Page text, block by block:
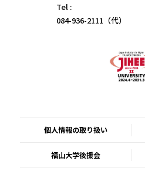
Tel :
084-936-2111（代）
個人情報の取り扱い
福山大学後援会